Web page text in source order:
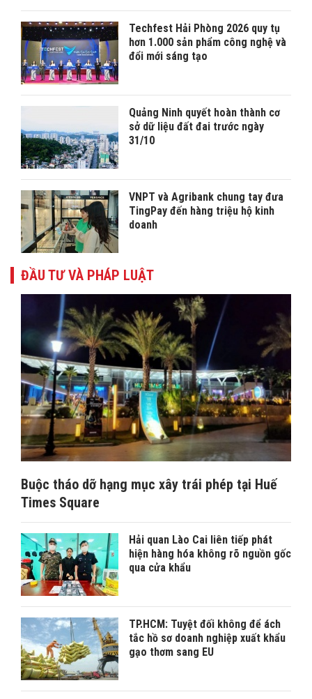
Techfest Hải Phòng 2026 quy tụ
hơn 1.000 sản phẩm công nghệ và
đổi mới sáng tạo
Quảng Ninh quyết hoàn thành cơ
sở dữ liệu đất đai trước ngày
31/10
VNPT và Agribank chung tay đưa
TingPay đến hàng triệu hộ kinh
doanh
ĐẦU TƯ VÀ PHÁP LUẬT
Buộc tháo dỡ hạng mục xây trái phép tại Huế
Times Square
Hải quan Lào Cai liên tiếp phát
hiện hàng hóa không rõ nguồn gốc
qua cửa khẩu
TP.HCM: Tuyệt đối không để ách
tắc hồ sơ doanh nghiệp xuất khẩu
gạo thơm sang EU